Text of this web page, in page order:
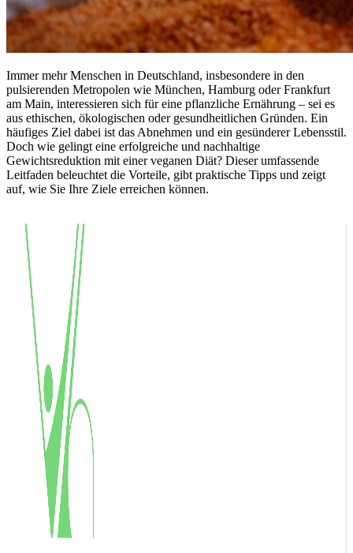
Immer mehr Menschen in Deutschland, insbesondere in den
pulsierenden Metropolen wie München, Hamburg oder Frankfurt
am Main, interessieren sich für eine pflanzliche Ernährung – sei es
aus ethischen, ökologischen oder gesundheitlichen Gründen. Ein
häufiges Ziel dabei ist das Abnehmen und ein gesünderer Lebensstil.
Doch wie gelingt eine erfolgreiche und nachhaltige
Gewichtsreduktion mit einer veganen Diät? Dieser umfassende
Leitfaden beleuchtet die Vorteile, gibt praktische Tipps und zeigt
auf, wie Sie Ihre Ziele erreichen können.